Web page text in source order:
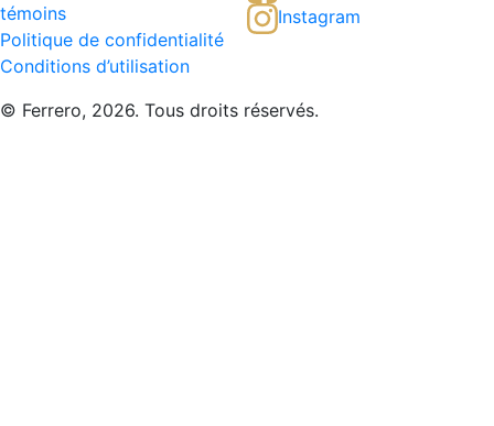
témoins
Politique de confidentialité
Conditions d’utilisation
Instagram
© Ferrero, 2026. Tous droits réservés.